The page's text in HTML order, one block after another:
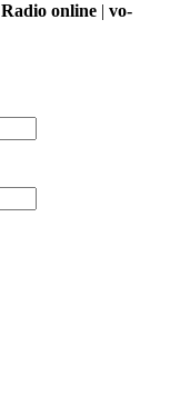
Radio online | vo-